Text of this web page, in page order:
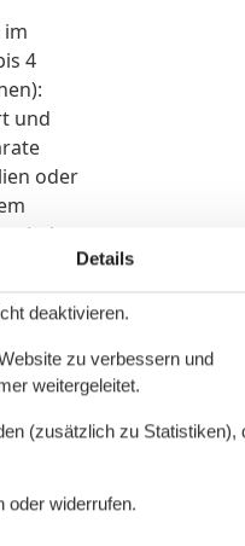
im
4
und
oder
Jede
Sie
auf
Details
deaktivieren.
zu verbessern und
weitergeleitet.
(zusätzlich zu Statistiken),
oder widerrufen.